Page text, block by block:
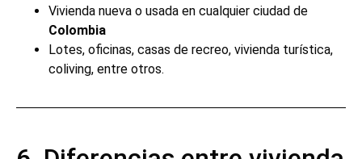
Vivienda nueva o usada en cualquier ciudad de
Colombia
Lotes, oficinas, casas de recreo, vivienda turística,
coliving, entre otros.